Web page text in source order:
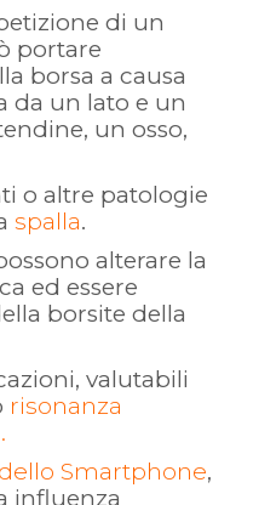
di un
portare
borsa a causa
da un lato e un
un osso,
o altre patologie
spalla.
alterare la
ed essere
borsite della
valutabili
risonanza
Smartphone,
influenza